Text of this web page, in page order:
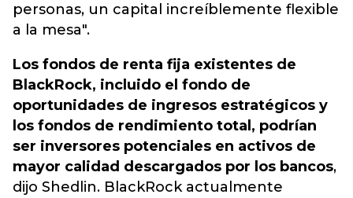
personas, un capital increíblemente flexible
a la mesa".
Los fondos de renta fija existentes de
BlackRock, incluido el fondo de
oportunidades de ingresos estratégicos y
los fondos de rendimiento total, podrían
ser inversores potenciales en activos de
mayor calidad descargados por los bancos,
dijo Shedlin. BlackRock actualmente